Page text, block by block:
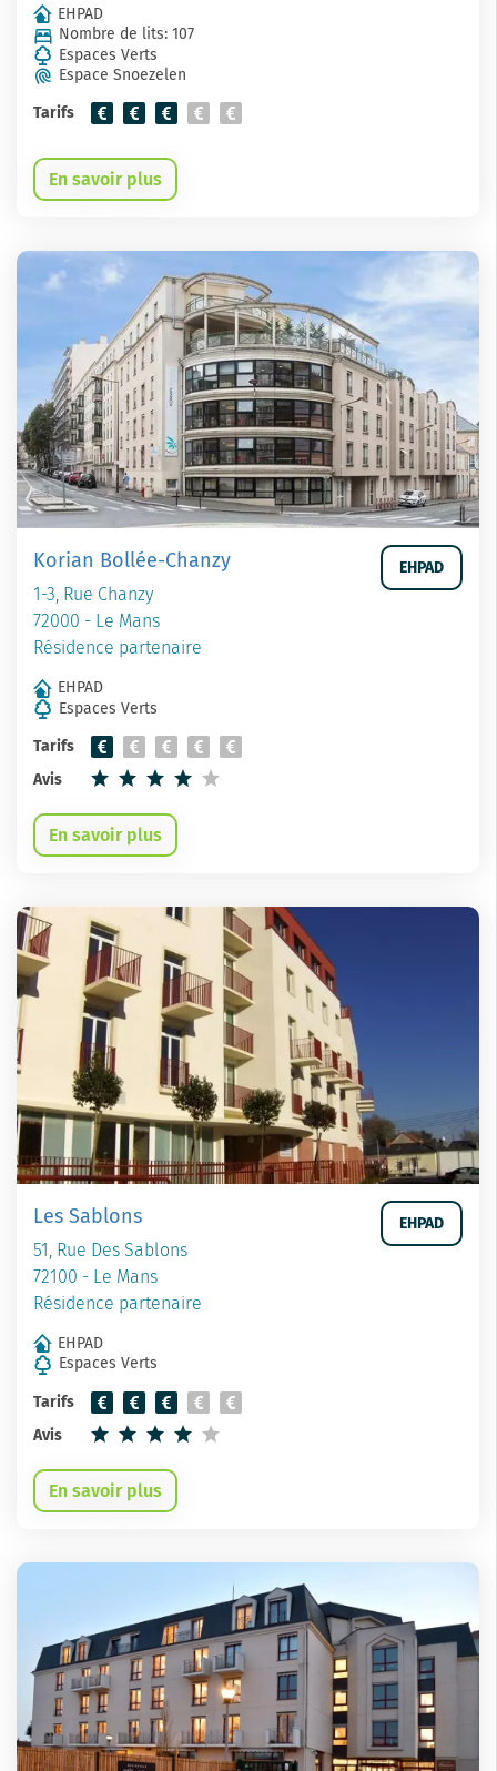
EHPAD
Nombre de lits: 107
Espaces Verts
Espace Snoezelen
Tarifs
En savoir plus
Korian Bollée-Chanzy
1-3, Rue Chanzy
72000 - Le Mans
Résidence partenaire
EHPAD
EHPAD
Espaces Verts
Tarifs
Avis
En savoir plus
Les Sablons
51, Rue Des Sablons
72100 - Le Mans
Résidence partenaire
EHPAD
EHPAD
Espaces Verts
Tarifs
Avis
En savoir plus